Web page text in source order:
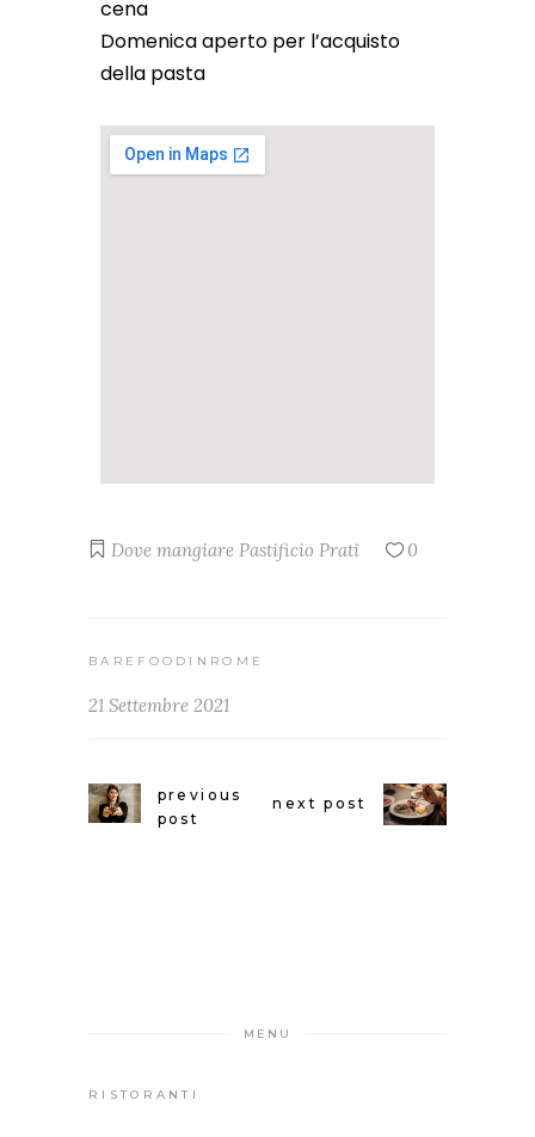
cena
Domenica aperto per l’acquisto
della pasta
Dove mangiare Pastificio Prati 0
BAREFOODINROME
21 Settembre 2021
previous
post
next post
MENU
RISTORANTI